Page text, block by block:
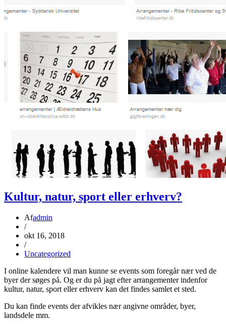
Kultur, natur, sport eller erhverv?
Afadmin
/
okt 16, 2018
/
Uncategorized
I online kalendere vil man kunne se events som foregår nær ved de
byer der søges på. Og er du på jagt efter arrangementer indenfor
kultur, natur, sport eller erhverv kan det findes samlet et sted.
Du kan finde events der afvikles nær angivne områder, byer,
landsdele mm.